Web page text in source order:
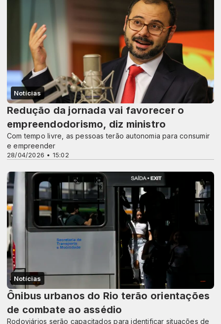
Notícias
28/04/2026 • 15:02
Redução da jornada vai favorecer o
empreendodorismo, diz ministro
Com tempo livre, as pessoas terão autonomia para consumir
e empreender
Notícias
Ônibus urbanos do Rio terão orientações
de combate ao assédio
Rodoviários serão capacitados para identificar situações de